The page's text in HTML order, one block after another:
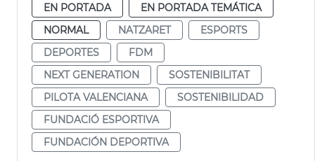
EN PORTADA
EN PORTADA TEMÁTICA
NORMAL
NATZARET
ESPORTS
DEPORTES
FDM
NEXT GENERATION
SOSTENIBILITAT
PILOTA VALENCIANA
SOSTENIBILIDAD
FUNDACIÓ ESPORTIVA
FUNDACIÓN DEPORTIVA